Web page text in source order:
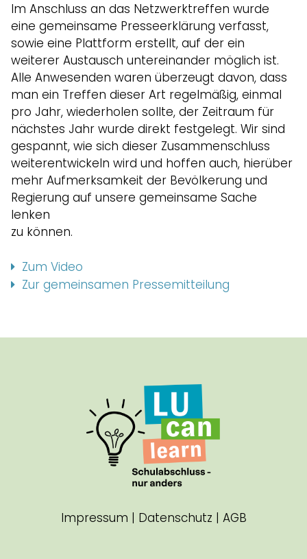
Im Anschluss an das Netzwerktreffen wurde
eine gemeinsame Presseerklärung verfasst,
sowie eine Plattform erstellt, auf der ein
weiterer Austausch untereinander möglich ist.
Alle Anwesenden waren überzeugt davon, dass
man ein Treffen dieser Art regelmäßig, einmal
pro Jahr, wiederholen sollte, der Zeitraum für
nächstes Jahr wurde direkt festgelegt. Wir sind
gespannt, wie sich dieser Zusammenschluss
weiterentwickeln wird und hoffen auch, hierüber
mehr Aufmerksamkeit der Bevölkerung und
Regierung auf unsere gemeinsame Sache
lenken
zu können.
Zum Video
Zur gemeinsamen Pressemitteilung
Impressum | Datenschutz | AGB